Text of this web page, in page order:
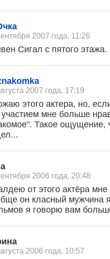
2007 года, 11:26
Сигал с пятого этажа.
2007 года, 17:19
этого актера, но,
участием мне больше
Такое ощущение,
2006 года, 20:48
от этого актёра
он класный мужчина
я говорю вам
2006 года, 10:57